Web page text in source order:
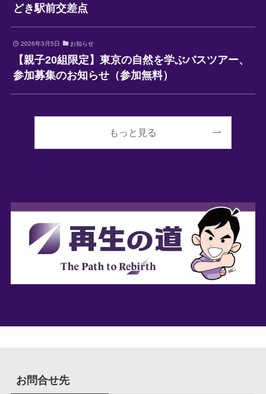
どき駅前交差点
2026年3月5日 お知らせ
【親子20組限定】東京の自然を学ぶバスツアー、
参加募集のお知らせ（参加無料）
もっと見る
お問合せ先